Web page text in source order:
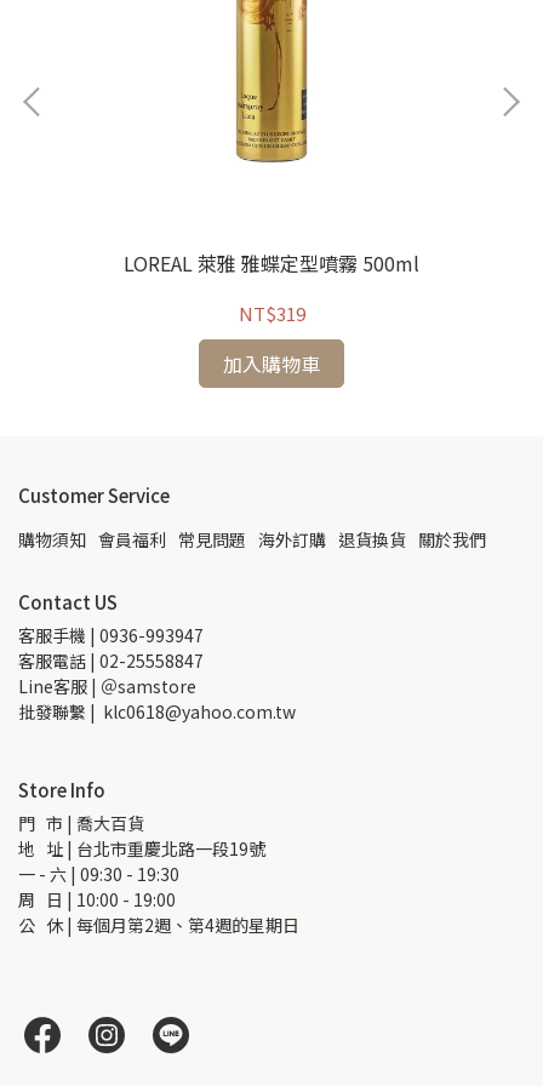
LOREAL 萊雅 雅蝶定型噴霧 500ml
NT$319
加入購物車
Customer Service
購物須知 會員福利 常見問題 海外訂購 退貨換貨 關於我們
Contact US
客服手機 | 0936-993947
客服電話 | 02-25558847
Line客服 | ＠samstore
批發聯繫 |  klc0618@yahoo.com.tw
Store Info
門   市 | 喬大百貨
地   址 | 台北市重慶北路一段19號
一 - 六 | 09:30 - 19:30
周   日 | 10:00 - 19:00
公   休 | 每個月第2週、第4週的星期日